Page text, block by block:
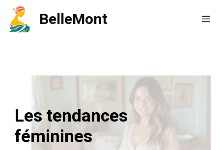
Aller
BelleMont
Les tendances
féminines